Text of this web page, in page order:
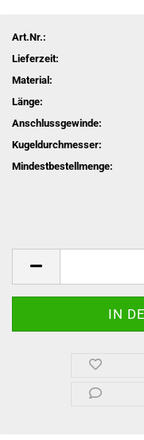
Art.Nr.:
Lieferzeit:
Material:
Länge:
Anschlussgewinde:
Kugeldurchmesser:
Mindestbestellmenge: